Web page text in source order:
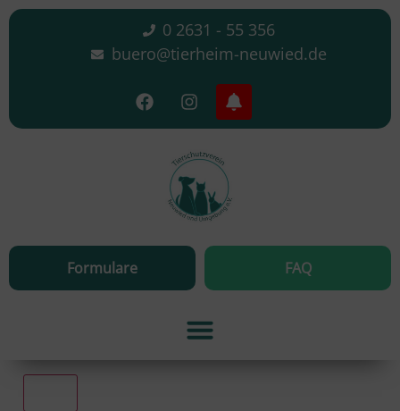
0 2631 - 55 356
buero@tierheim-neuwied.de
Formulare FAQ